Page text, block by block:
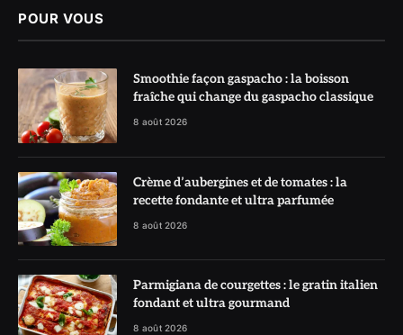
POUR VOUS
Smoothie façon gaspacho : la boisson
fraîche qui change du gaspacho classique
8 août 2026
Crème d’aubergines et de tomates : la
recette fondante et ultra parfumée
8 août 2026
Parmigiana de courgettes : le gratin italien
fondant et ultra gourmand
8 août 2026